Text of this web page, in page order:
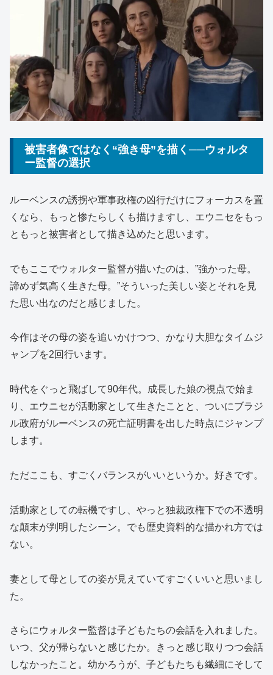
被害者像ではなく“強き母”を描く──ウォルタ
ー監督の選択
ルーベンスの誘拐や軍事政権の凶行だけにフォーカスを置
くなら、もっと惨たらしくも描けますし、エウニセをもっ
ともっと被害者として描き込めたと思います。
でもここでウォルター監督が描いたのは、”強かった母。
諦めず気高く生きた母。”そういった美しい姿とそれを見
た思い出なのだと感じました。
今作はその母の姿を追いかけつつ、かなり大胆なタイムジ
ャンプを2回行います。
時代をぐっと飛ばして90年代。成長した娘の視点で始ま
り、エウニセが活動家として生きたことと、ついにブラジ
ル政府がルーベンスの死亡証明書を出した時点にジャンプ
します。
ただここも、すごくバランスがいいというか。好きです。
活動家としての転機ですし、やっと独裁政権下での不透明
な顛末が判明したシーン。でも歴史資料的な描かれ方では
ない。
妻として母としての姿が見えていてすごくいいと思いまし
た。
さらにウォルター監督は子どもたちの会話を入れました。
いつ、父が帰らないと感じたか。きっと感じ取りつつ会話
しなかったこと。幼かろうが、子どもたちも繊細にそして